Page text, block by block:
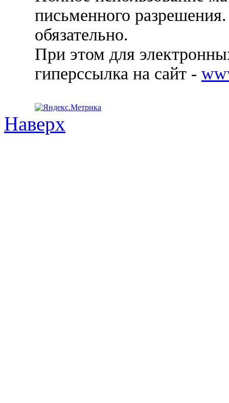
письменного
обязательно.
При этом для
гиперссылка на сайт -
Наверх